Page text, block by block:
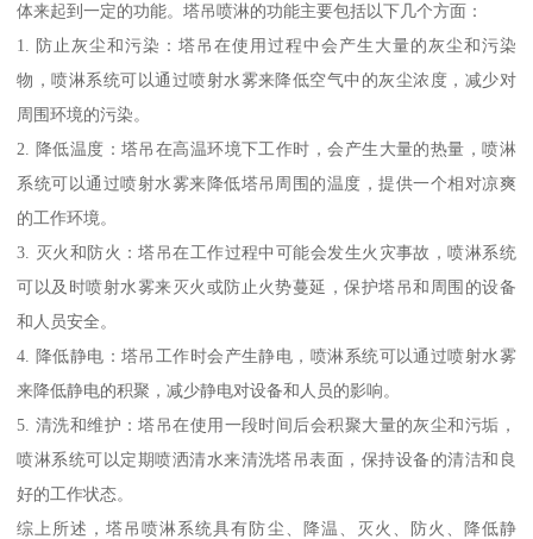
体来起到一定的功能。塔吊喷淋的功能主要包括以下几个方面：
1. 防止灰尘和污染：塔吊在使用过程中会产生大量的灰尘和污染
物，喷淋系统可以通过喷射水雾来降低空气中的灰尘浓度，减少对
周围环境的污染。
2. 降低温度：塔吊在高温环境下工作时，会产生大量的热量，喷淋
系统可以通过喷射水雾来降低塔吊周围的温度，提供一个相对凉爽
的工作环境。
3. 灭火和防火：塔吊在工作过程中可能会发生火灾事故，喷淋系统
可以及时喷射水雾来灭火或防止火势蔓延，保护塔吊和周围的设备
和人员安全。
4. 降低静电：塔吊工作时会产生静电，喷淋系统可以通过喷射水雾
来降低静电的积聚，减少静电对设备和人员的影响。
5. 清洗和维护：塔吊在使用一段时间后会积聚大量的灰尘和污垢，
喷淋系统可以定期喷洒清水来清洗塔吊表面，保持设备的清洁和良
好的工作状态。
综上所述，塔吊喷淋系统具有防尘、降温、灭火、防火、降低静